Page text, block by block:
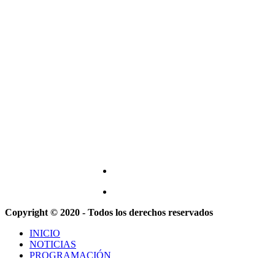
Copyright © 2020 - Todos los derechos reservados
INICIO
NOTICIAS
PROGRAMACIÓN